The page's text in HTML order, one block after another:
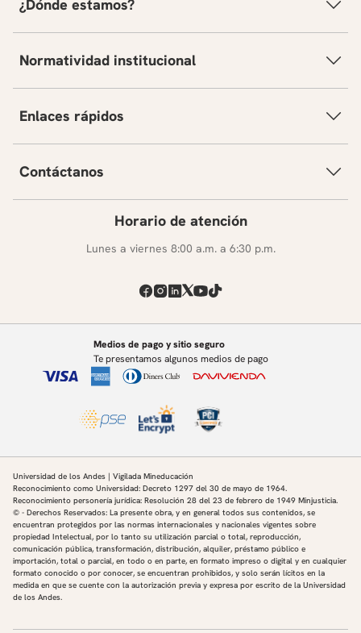
¿Dónde estamos?
Normatividad institucional
Enlaces rápidos
Contáctanos
Horario de atención
Lunes a viernes 8:00 a.m. a 6:30 p.m.
Medios de pago y sitio seguro
Te presentamos algunos medios de pago
Universidad de los Andes | Vigilada Mineducación
Reconocimiento como Universidad: Decreto 1297 del 30 de mayo de 1964.
Reconocimiento personería jurídica: Resolución 28 del 23 de febrero de 1949 Minjusticia.
© - Derechos Reservados: La presente obra, y en general todos sus contenidos, se
encuentran protegidos por las normas internacionales y nacionales vigentes sobre
propiedad Intelectual, por lo tanto su utilización parcial o total, reproducción,
comunicación pública, transformación, distribución, alquiler, préstamo público e
importación, total o parcial, en todo o en parte, en formato impreso o digital y en cualquier
formato conocido o por conocer, se encuentran prohibidos, y solo serán lícitos en la
medida en que se cuente con la autorización previa y expresa por escrito de la Universidad
de los Andes.